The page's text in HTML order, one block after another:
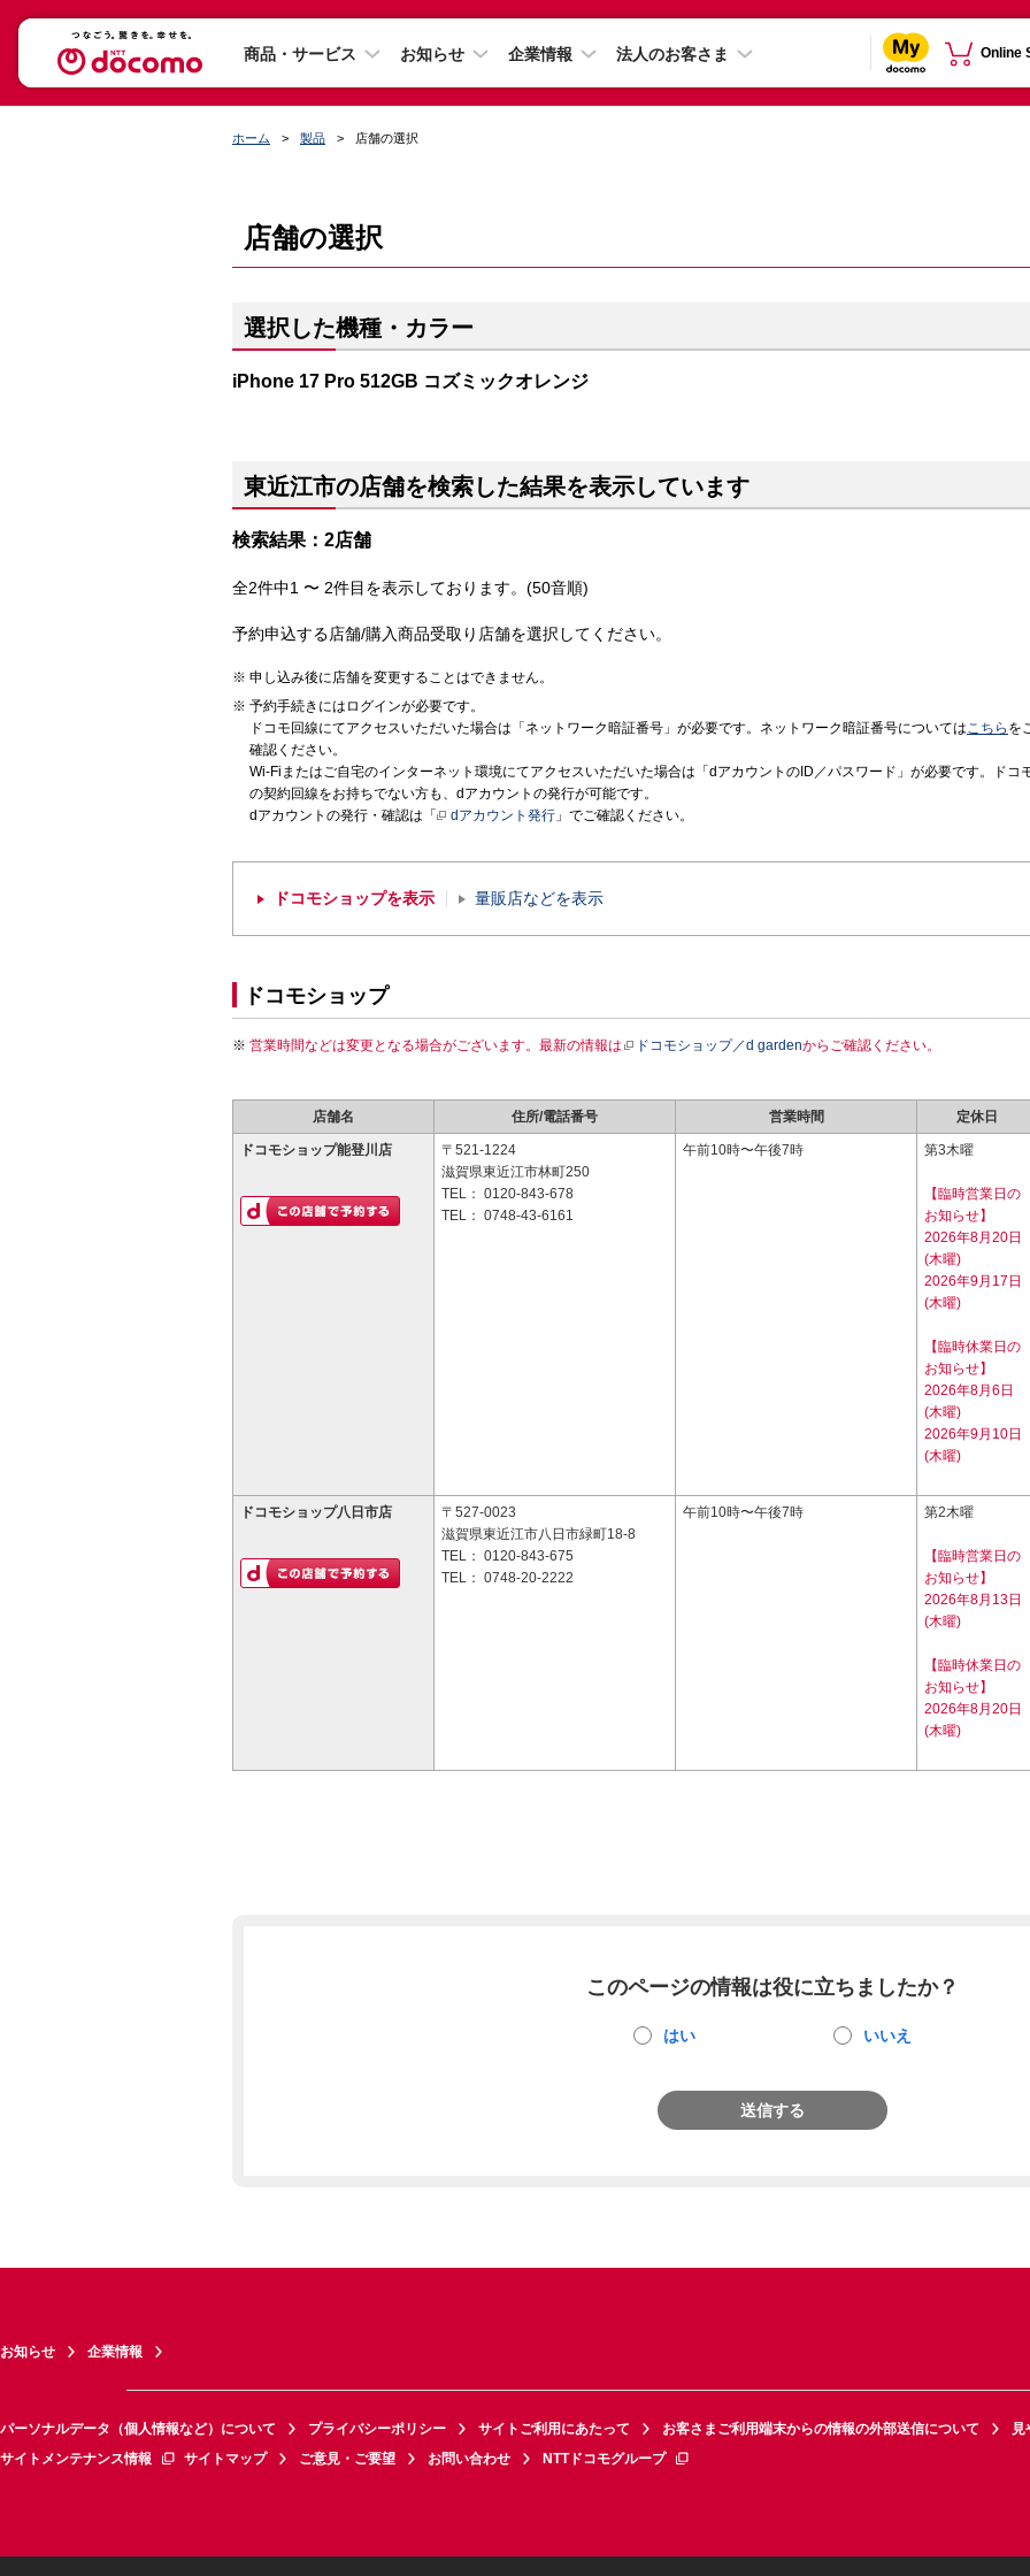
商品・サービス お知らせ 企業情報 法人のお客さま Online
ホーム 製品 店舗の選択
店舗の選択
選択した機種・カラー
iPhone 17 Pro 512GB コズミックオレンジ
東近江市の店舗を検索した結果を表示しています
検索結果：2店舗
全2件中1 〜 2件目を表示しております。(50音順)
予約申込する店舗/購入商品受取り店舗を選択してください。
申し込み後に店舗を変更することはできません。
予約手続きにはログインが必要です。
ドコモ回線にてアクセスいただいた場合は「ネットワーク暗証番号」が必要です。ネットワーク暗証番号についてはこちら を
確認ください。
Wi-Fiまたはご自宅のインターネット環境にてアクセスいただいた場合は「dアカウントのID／パスワード」が必要です。ドコ
の契約回線をお持ちでない方も、dアカウントの発行が可能です。
dアカウントの発行・確認は「
dアカウント発行 」でご確認ください。
ドコモショップを表示 量販店などを表示
ドコモショップ
営業時間などは変更となる場合がございます。最新の情報は ドコモショップ／d gardenからご確認ください。
店舗名 住所/電話番号 営業時間 定休日
ドコモショップ能登川店
〒521-1224
滋賀県東近江市林町250
TEL： 0120-843-678
TEL： 0748-43-6161
午前10時〜午後7時 第3木曜
【臨時営業日の
お知らせ】
2026年8月20日
(木曜)
2026年9月17日
(木曜)
【臨時休業日の
お知らせ】
2026年8月6日
(木曜)
2026年9月10日
(木曜)
ドコモショップ八日市店
〒527-0023
滋賀県東近江市八日市緑町18-8
TEL： 0120-843-675
TEL： 0748-20-2222
午前10時〜午後7時 第2木曜
【臨時営業日の
お知らせ】
2026年8月13日
(木曜)
【臨時休業日の
お知らせ】
2026年8月20日
(木曜)
このページの情報は役に立ちましたか？
はい いいえ
送信する
お知らせ 企業情報
パーソナルデータ（個人情報など）について プライバシーポリシー サイトご利用にあたって お客さまご利用端末からの情報の外部送信について
見
サイトメンテナンス情報
サイトマップ ご意見・ご要望 お問い合わせ NTTドコモグループ